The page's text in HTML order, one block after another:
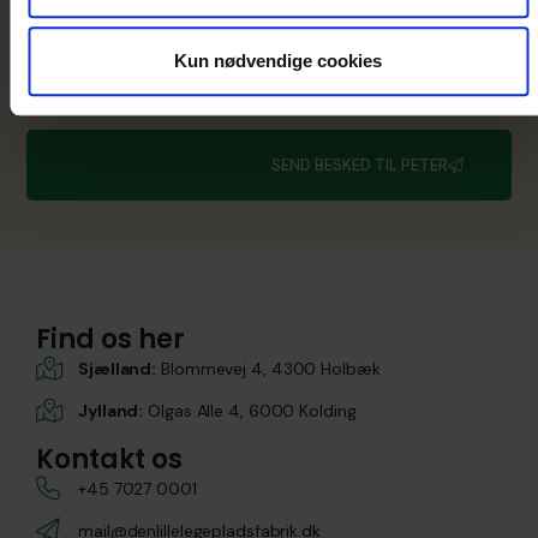
Kun nødvendige cookies
SEND BESKED TIL PETER
Find os her
Sjælland: Blommevej 4, 4300 Holbæk
Jylland: Olgas Alle 4, 6000 Kolding
Kontakt os
+45 7027 0001
mail@denlillelegepladsfabrik.dk